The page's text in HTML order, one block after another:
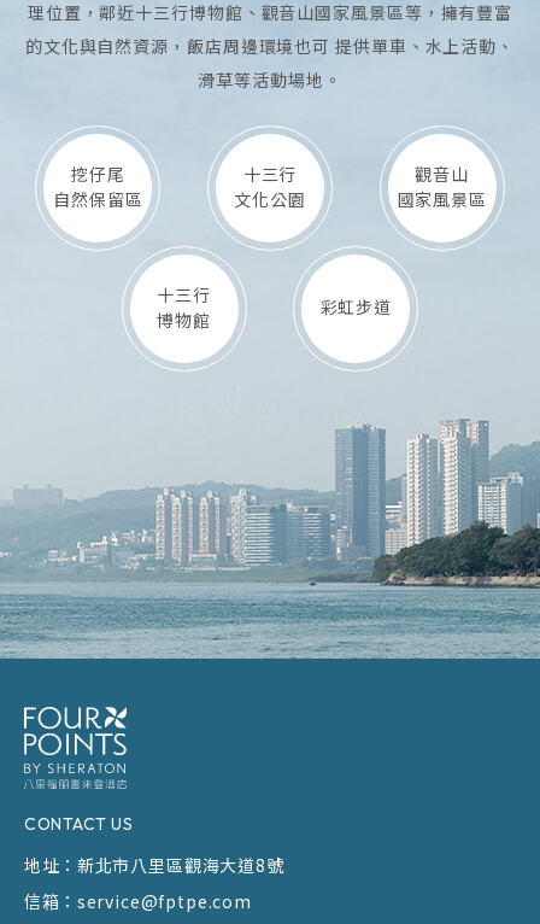
理位置，鄰近十三行博物館、觀音山國家風景區等，擁有豐富
的文化與自然資源，飯店周邊環境也可 提供單車、水上活動、
滑草等活動場地。
挖仔尾
自然保留區
十三行
文化公園
觀音山
國家風景區
十三行
博物館
彩虹步道
CONTACT US
地址： 新北市八里區觀海大道8號
信箱： service@fptpe.com